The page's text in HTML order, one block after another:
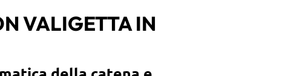
VALIGETTA IN